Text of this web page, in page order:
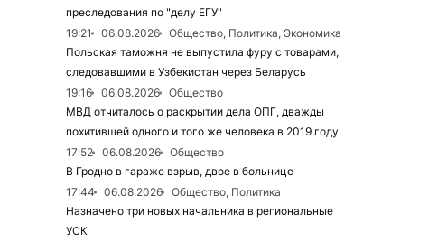
преследования по "делу ЕГУ"
19:21
06.08.2026
Общество, Политика, Экономика
Польская таможня не выпустила фуру с товарами,
следовавшими в Узбекистан через Беларусь
19:16
06.08.2026
Общество
МВД отчиталось о раскрытии дела ОПГ, дважды
похитившей одного и того же человека в 2019 году
17:52
06.08.2026
Общество
В Гродно в гараже взрыв, двое в больнице
17:44
06.08.2026
Общество, Политика
Назначено три новых начальника в региональные
УСК